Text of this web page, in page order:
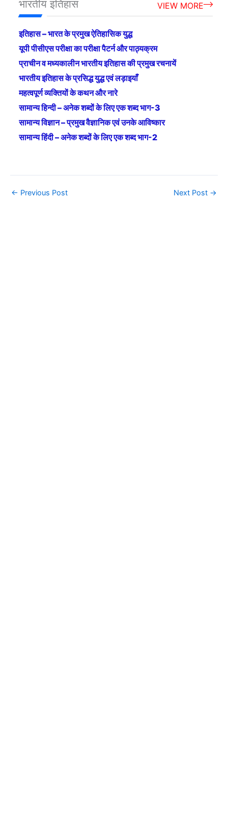
भारतीय इतिहास VIEW MORE
इतिहास – भारत के प्रमुख ऐतिहासिक युद्ध
यूपी पीसीएस परीक्षा का परीक्षा पैटर्न और पाठ्यक्रम
प्राचीन व मध्यकालीन भारतीय इतिहास की प्रमुख रचनायें
भारतीय इतिहास के प्रसिद्ध युद्ध एवं लड़ाइयाँ
महत्वपूर्ण व्यक्तियों के कथन और नारे
सामान्य हिन्दी – अनेक शब्दों के लिए एक शब्द भाग-3
सामान्य विज्ञान – प्रमुख वैज्ञानिक एवं उनके आविष्कार
सामान्य हिंदी – अनेक शब्दों के लिए एक शब्द भाग-2
← Previous Post Next Post →